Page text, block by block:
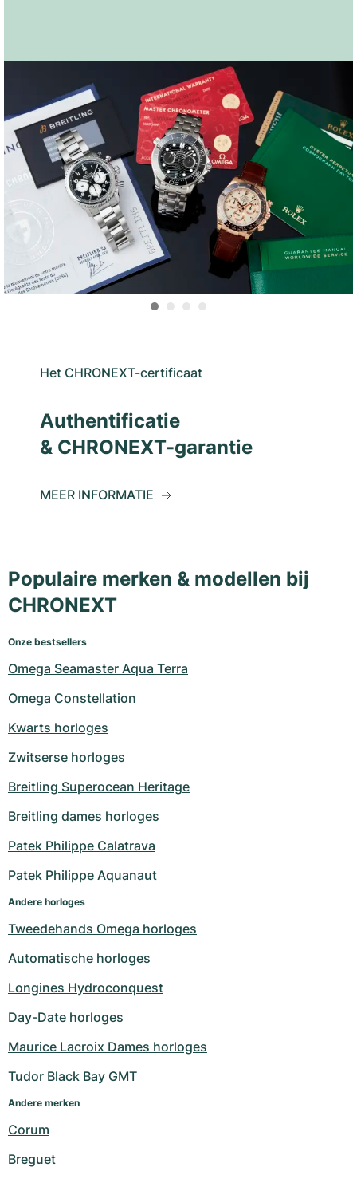
Het CHRONEXT-certificaat
Authentificatie
& CHRONEXT-garantie
MEER INFORMATIE
Populaire merken & modellen bij
CHRONEXT
Onze bestsellers
Omega Seamaster Aqua Terra
Omega Constellation
Kwarts horloges
Zwitserse horloges
Breitling Superocean Heritage
Breitling dames horloges
Patek Philippe Calatrava
Patek Philippe Aquanaut
Andere horloges
Tweedehands Omega horloges
Automatische horloges
Longines Hydroconquest
Day-Date horloges
Maurice Lacroix Dames horloges
Tudor Black Bay GMT
Andere merken
Corum
Breguet